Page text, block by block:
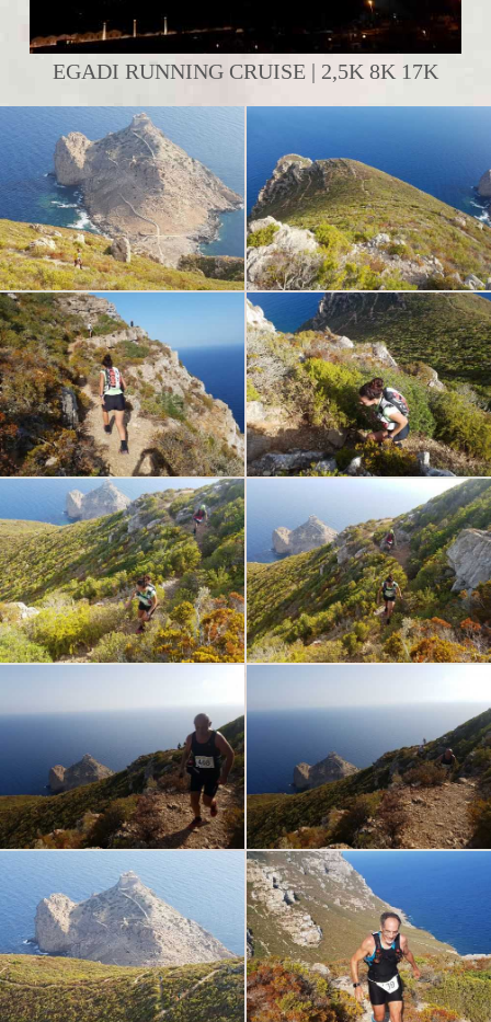
EGADI RUNNING CRUISE | 2,5K 8K 17K